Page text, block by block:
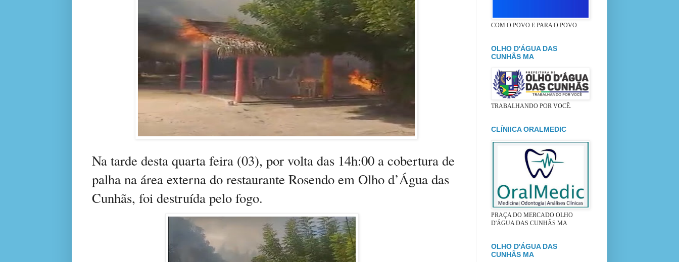
Na tarde desta quarta feira (03), por volta das 14h:00 a cobertura de
palha na área externa do restaurante Rosendo em Olho d’Água das
Cunhãs, foi destruída pelo fogo.
COM O POVO E PARA O POVO.
OLHO D'ÁGUA DAS
CUNHÃS MA
TRABALHANDO POR VOCÊ.
CLÍNIICA ORALMEDIC
PRAÇA DO MERCADO OLHO
D'ÁGUA DAS CUNHÃS MA
OLHO D'ÁGUA DAS
CUNHÃS MA